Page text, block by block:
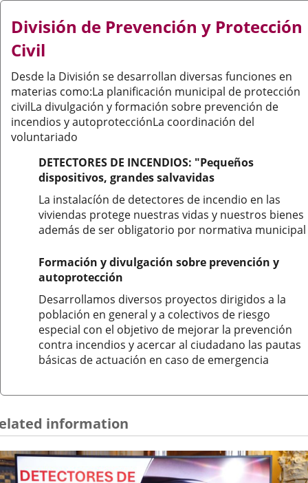
División de Prevención y Protección
Civil
Desde la División se desarrollan diversas funciones en
materias como:La planificación municipal de protección
civilLa divulgación y formación sobre prevención de
incendios y autoprotecciónLa coordinación del
voluntariado
DETECTORES DE INCENDIOS: "Pequeños
dispositivos, grandes salvavidas
La instalacíón de detectores de incendio en las
viviendas protege nuestras vidas y nuestros bienes
además de ser obligatorio por normativa municipal
Formación y divulgación sobre prevención y
autoprotección
Desarrollamos diversos proyectos dirigidos a la
población en general y a colectivos de riesgo
especial con el objetivo de mejorar la prevención
contra incendios y acercar al ciudadano las pautas
básicas de actuación en caso de emergencia
information